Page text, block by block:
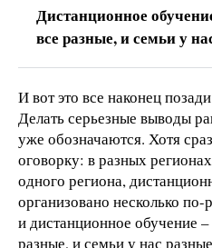
Дистанционное
все разные, и семьи у
И вот это все наконец
Делать серьезные выводы
уже обозначаются. Хотя
оговорку: в разных
одного региона,
организовано несколько
и дистанционное обучение
разные, и семьи у нас